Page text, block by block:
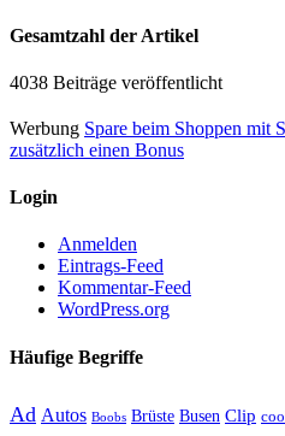
Gesamtzahl der Artikel
4038 Beiträge veröffentlicht
Werbung Spare beim Shoppen mit
zusätzlich einen Bonus
Login
Anmelden
Eintrags-Feed
Kommentar-Feed
WordPress.org
Häufige Begriffe
Ad Autos Boobs Brüste Busen Clip